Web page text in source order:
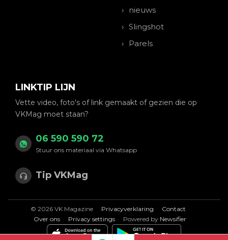
nieuws
Slingshot
Parels
LINKTIP LIJN
Vette video, foto's of link gemaakt of gezien die op
VKMag moet staan?
06 590 590 72
Stuur ons materiaal via Whatsapp
Tip VKMag
© 2026 VK Magazine Privacyverklaring
Contact
Over ons
Privacy settings Powered by Newsifier